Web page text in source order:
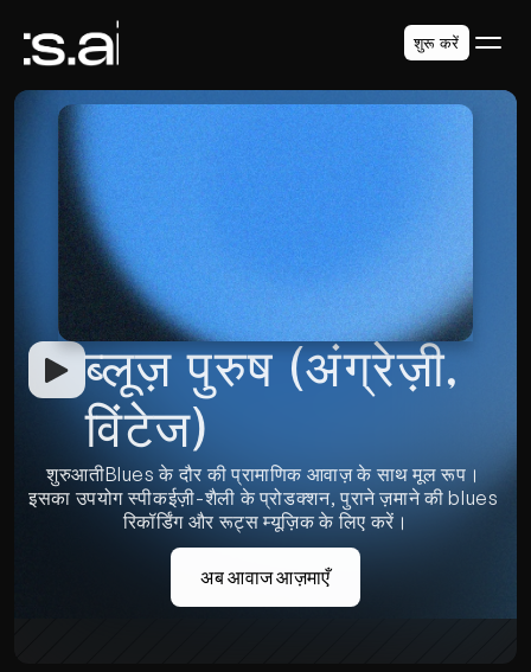
ब्लूज़ पुरुष (अंग्रेज़ी,
विंटेज)
शुरुआतीBlues के दौर की प्रामाणिक आवाज़ के साथ मूल रूप।
इसका उपयोग स्पीकईज़ी-शैली के प्रोडक्शन, पुराने ज़माने की blues
रिकॉर्डिंग और रूट्स म्यूज़िक के लिए करें।
अब आवाज आज़माएँ
शुरू करें